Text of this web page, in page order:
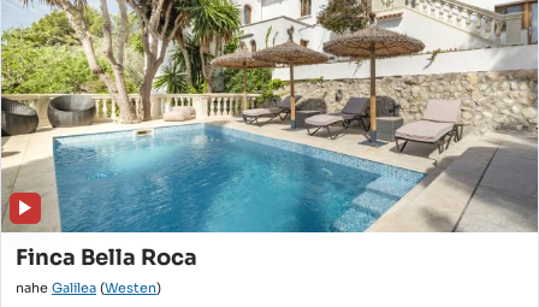
Finca Bella Roca
nahe Galilea (Westen)